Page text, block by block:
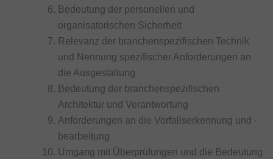
Bedeutung der personellen und
organisatorischen Sicherheit
Relevanz der branchenspezifischen Technik
und Nennung spezifischer Anforderungen an
die Ausgestaltung
Bedeutung der branchenspezifischen
Architektur und Verantwortung
Anforderungen an die Vorfallserkennung und -
bearbeitung
Umgang mit Überprüfungen und die Bedeutung